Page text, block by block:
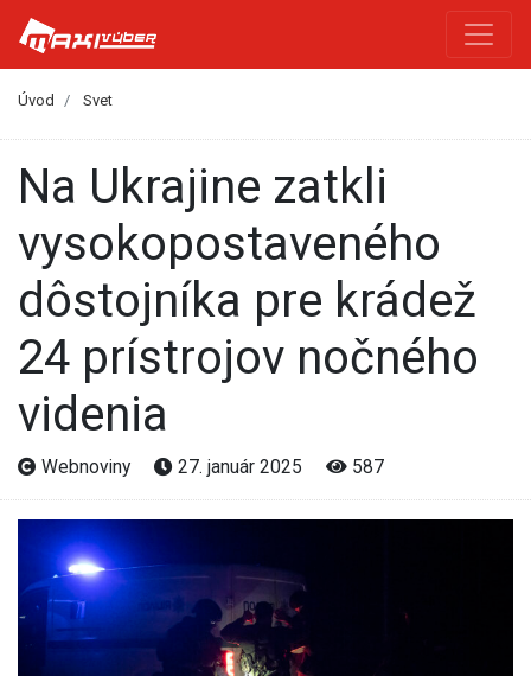
Úvod Svet
Na Ukrajine zatkli
vysokopostaveného
dôstojníka pre krádež
24 prístrojov nočného
videnia
Webnoviny 27. január 2025 587